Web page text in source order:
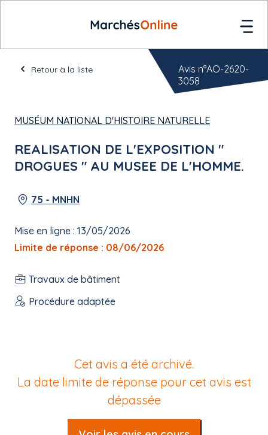
Retour à la liste
MUSÉUM NATIONAL D'HISTOIRE NATURELLE
REALISATION DE L'EXPOSITION "
DROGUES " AU MUSEE DE L'HOMME.
75 - MNHN
Mise en ligne : 13/05/2026
Limite de réponse : 08/06/2026
Travaux de bâtiment
Procédure adaptée
Avis n°AO-2620-
3058
Cet avis a été archivé.
La date limite de réponse pour cet avis est
dépassée